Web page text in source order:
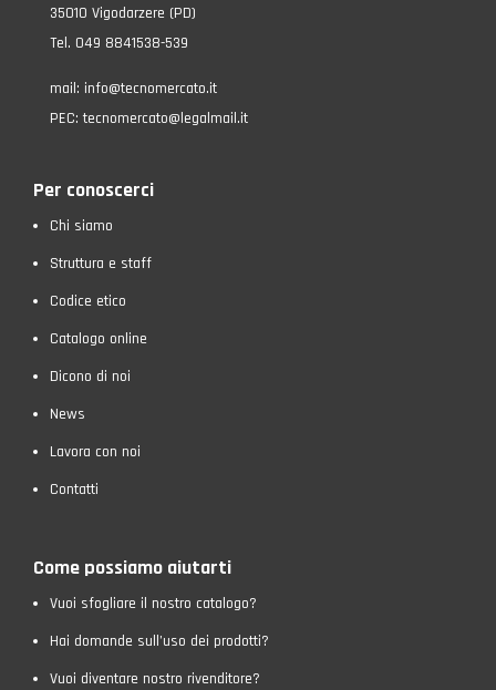
35010 Vigodarzere (PD)
Tel. 049 8841538-539
mail: info@tecnomercato.it
PEC:tecnomercato@legalmail.it
Per conoscerci
Chi siamo
Struttura e staff
Codice etico
Catalogo online
Dicono di noi
News
Lavora con noi
Contatti
Come possiamo aiutarti
Vuoi sfogliare il nostro catalogo?
Hai domande sull’uso dei prodotti?
Vuoi diventare nostro rivenditore?